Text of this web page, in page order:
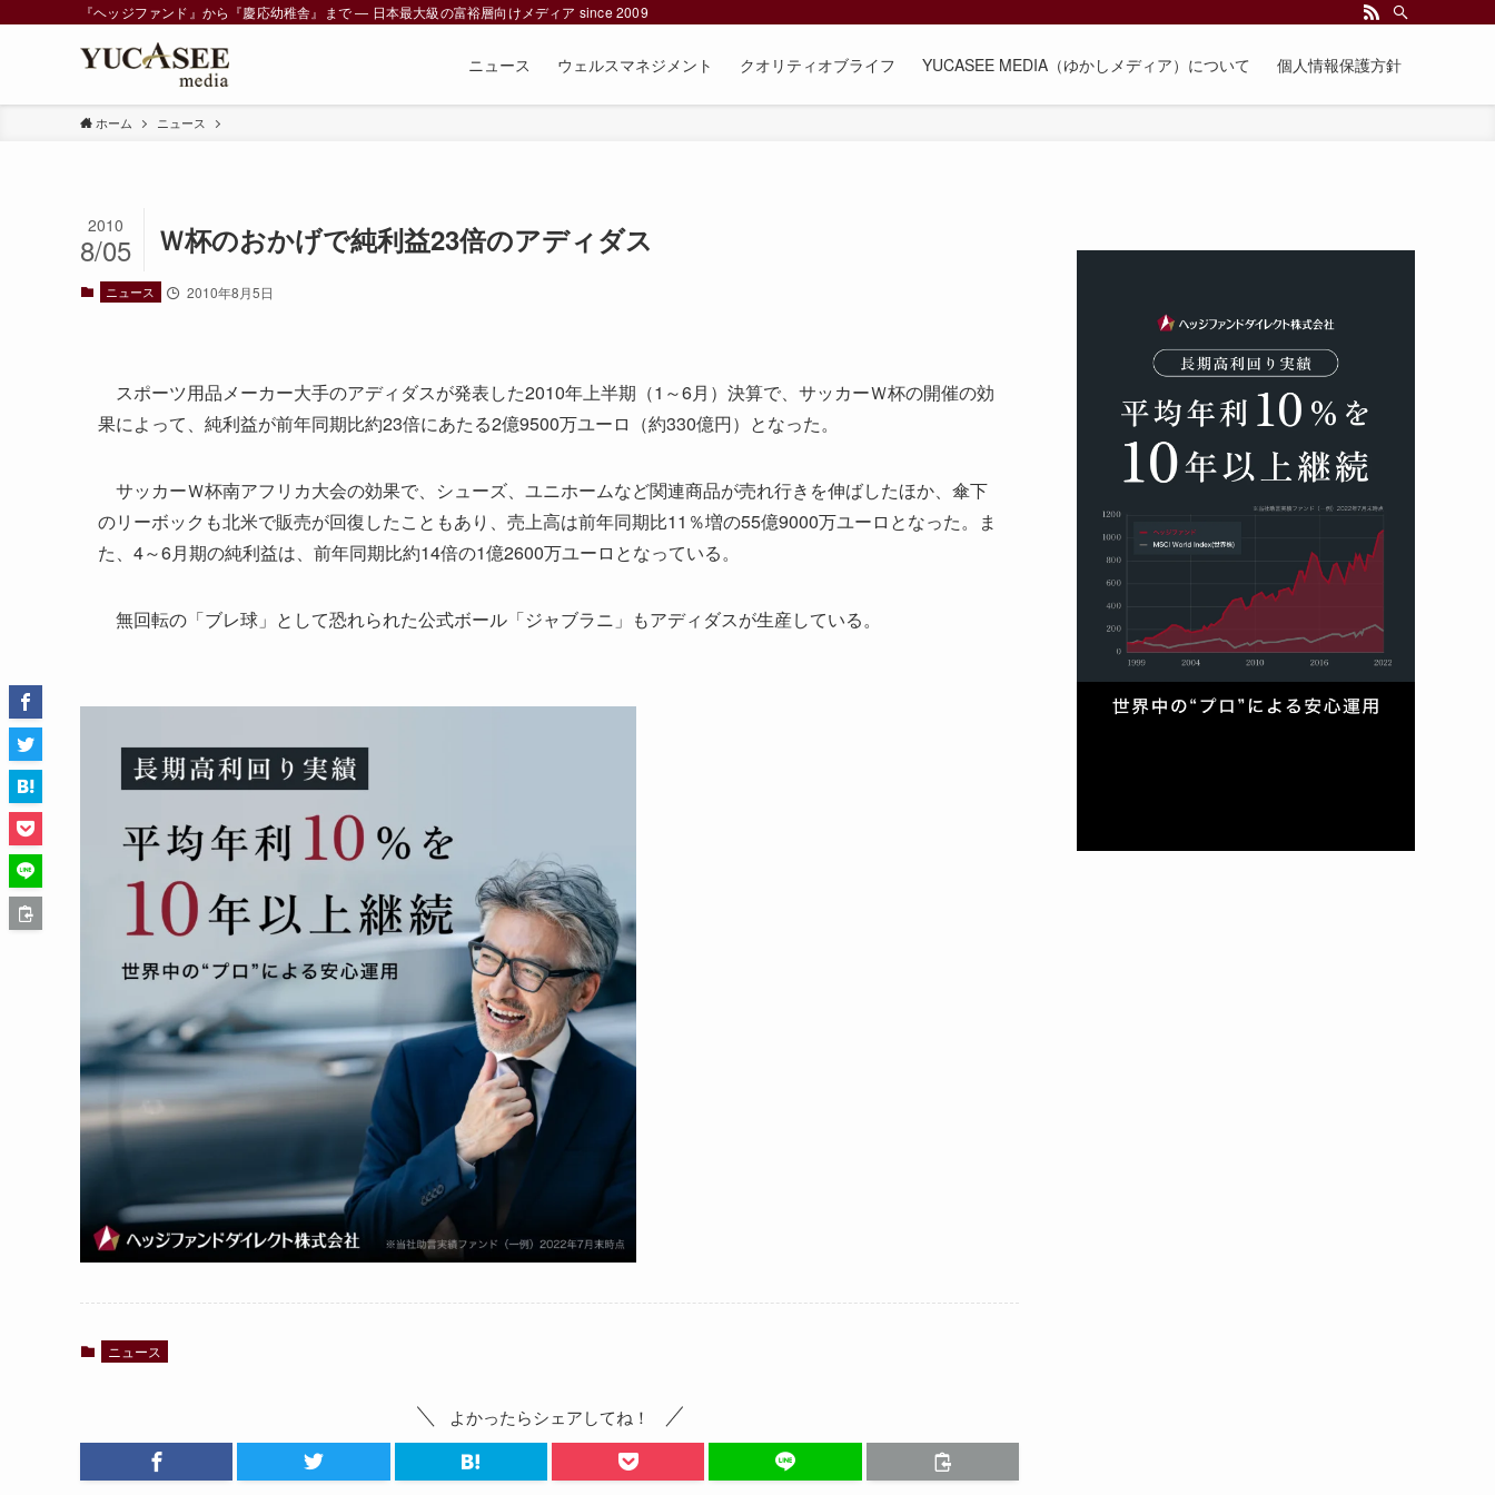
『ヘッジファンド』から『慶応幼稚舎』まで ― 日本最大級の富裕層向けメディア since 2009
ニュース ウェルスマネジメント クオリティオブライフ YUCASEE MEDIA（ゆかしメディア）について 個人情報保護方針
ホーム ニュース
Ｗ杯のおかげで純利益23倍のアディダス
2010
8/05
ニュース 2010年8月5日
スポーツ用品メーカー大手のアディダスが発表した2010年上半期（1～6月）決算で、サッカーＷ杯の開催の効
果によって、純利益が前年同期比約23倍にあたる2億9500万ユーロ（約330億円）となった。
サッカーＷ杯南アフリカ大会の効果で、シューズ、ユニホームなど関連商品が売れ行きを伸ばしたほか、傘下
のリーボックも北米で販売が回復したこともあり、売上高は前年同期比11％増の55億9000万ユーロとなった。ま
た、4～6月期の純利益は、前年同期比約14倍の1億2600万ユーロとなっている。
無回転の「ブレ球」として恐れられた公式ボール「ジャブラニ」もアディダスが生産している。
ニュース
よかったらシェアしてね！